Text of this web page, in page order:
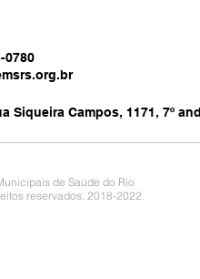
0780
Siqueira Campos, 1171, 7º
de Saúde do Rio
reservados. 2018-2022.